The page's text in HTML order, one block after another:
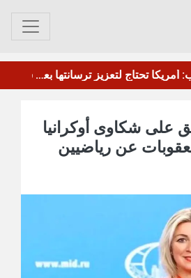
على شكاوى أوكرانيا
عن رياضيين